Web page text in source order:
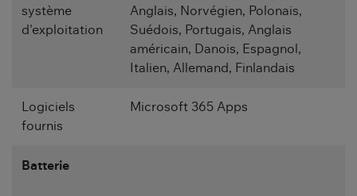
système
d'exploitation
Anglais, Norvégien, Polonais,
Suédois, Portugais, Anglais
américain, Danois, Espagnol,
Italien, Allemand, Finlandais
Logiciels
fournis
Microsoft 365 Apps
Batterie